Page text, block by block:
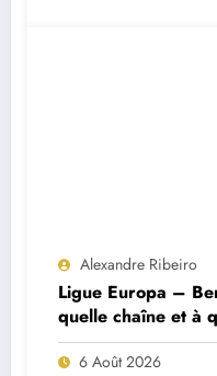
Alexandre Ribeiro
Ligue Europa –
quelle chaîne et à
match ?
6 Août 2026